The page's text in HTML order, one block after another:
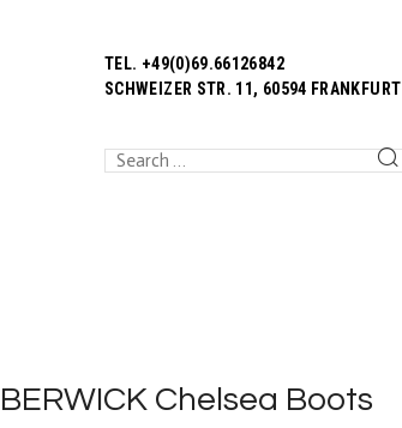
TEL. +49(0)69.66126842
SCHWEIZER STR. 11, 60594 FRANKFURT
BERWICK Chelsea Boots